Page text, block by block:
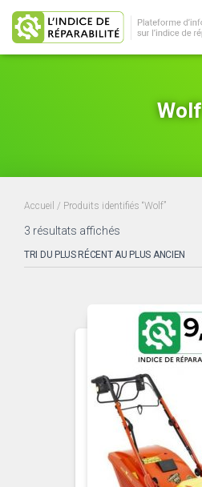
Wolf
Accueil / Produits identifiés “Wolf”
3 résultats affichés
plus
plus
ancien